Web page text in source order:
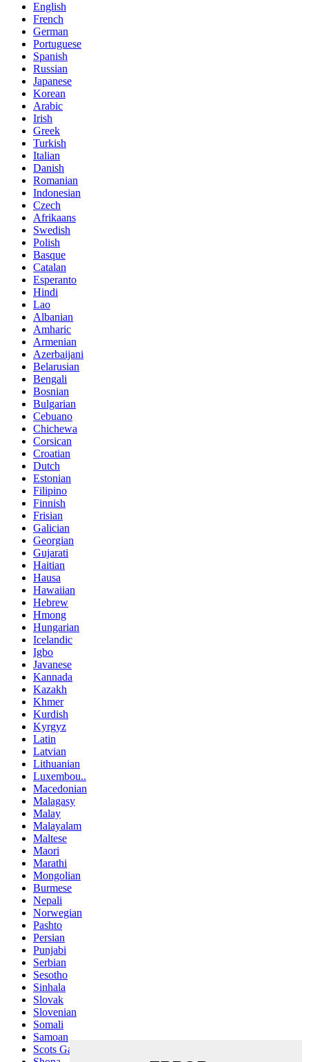
English
French
German
Portuguese
Spanish
Russian
Japanese
Korean
Arabic
Irish
Greek
Turkish
Italian
Danish
Romanian
Indonesian
Czech
Afrikaans
Swedish
Polish
Basque
Catalan
Esperanto
Hindi
Lao
Albanian
Amharic
Armenian
Azerbaijani
Belarusian
Bengali
Bosnian
Bulgarian
Cebuano
Chichewa
Corsican
Croatian
Dutch
Estonian
Filipino
Finnish
Frisian
Galician
Georgian
Gujarati
Haitian
Hausa
Hawaiian
Hebrew
Hmong
Hungarian
Icelandic
Igbo
Javanese
Kannada
Kazakh
Khmer
Kurdish
Kyrgyz
Latin
Latvian
Lithuanian
Luxembou..
Macedonian
Malagasy
Malay
Malayalam
Maltese
Maori
Marathi
Mongolian
Burmese
Nepali
Norwegian
Pashto
Persian
Punjabi
Serbian
Sesotho
Sinhala
Slovak
Slovenian
Somali
Samoan
Scots Gaelic